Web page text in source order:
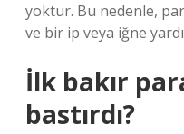
yoktur. Bu nedenle,
ve bir ip veya iğne
İlk bakır
bastırdı?